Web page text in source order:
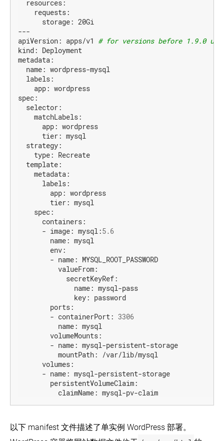
resources:
requests:
storage: 20Gi
---
apiVersion: apps/v1 # for versions before 1.9.0 use
kind: Deployment
metadata:
name: wordpress-mysql
labels:
app: wordpress
spec:
selector:
matchLabels:
app: wordpress
tier: mysql
strategy:
type: Recreate
template:
metadata:
labels:
app: wordpress
tier: mysql
spec:
containers:
- image: mysql:5.6
name: mysql
env:
- name: MYSQL_ROOT_PASSWORD
valueFrom:
secretKeyRef:
name: mysql-pass
key: password
ports:
- containerPort: 3306
name: mysql
volumeMounts:
- name: mysql-persistent-storage
mountPath:
/var/lib/mysql
volumes:
- name: mysql-persistent-storage
persistentVolumeClaim:
claimName: mysql-pv-claim
以下 manifest 文件描述了单实例 WordPress 部署。